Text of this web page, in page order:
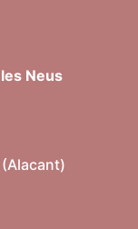
Neus